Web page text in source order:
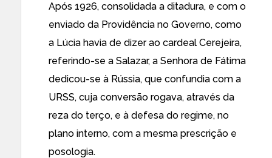
Após 1926, consolidada a ditadura, e com o
enviado da Providência no Governo, como
a Lúcia havia de dizer ao cardeal Cerejeira,
referindo-se a Salazar, a Senhora de Fátima
dedicou-se à Rússia, que confundia com a
URSS, cuja conversão rogava, através da
reza do terço, e à defesa do regime, no
plano interno, com a mesma prescrição e
posologia.